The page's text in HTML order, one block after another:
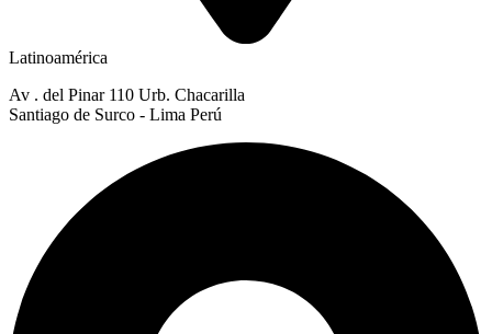
Latinoamérica
Av . del Pinar 110 Urb. Chacarilla
Santiago de Surco - Lima Perú